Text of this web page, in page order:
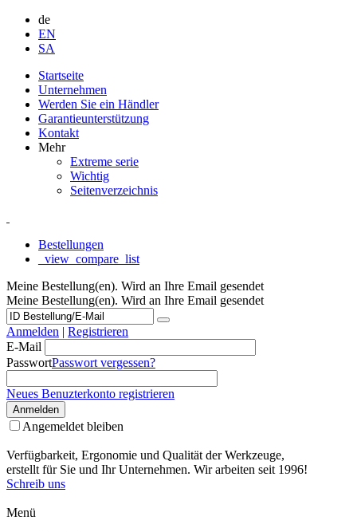
de
EN
SA
Startseite
Unternehmen
Werden Sie ein Händler
Garantieunterstützung
Kontakt
Mehr
Extreme serie
Wichtig
Seitenverzeichnis
Bestellungen
_view_compare_list
Meine Bestellung(en). Wird an Ihre Email gesendet
Meine Bestellung(en). Wird an Ihre Email gesendet
Anmelden | Registrieren
E-Mail
PasswortPasswort vergessen?
Neues Benuzterkonto registrieren
Anmelden
Angemeldet bleiben
Verfügbarkeit, Ergonomie und Qualität der Werkzeuge,
erstellt für Sie und Ihr Unternehmen. Wir arbeiten seit 1996!
Schreib uns
Menü